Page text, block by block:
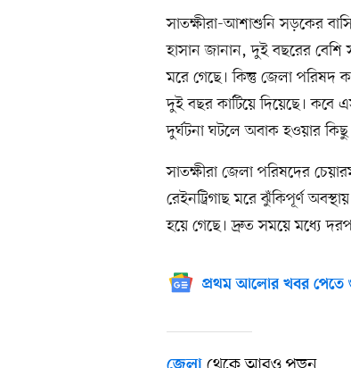
সাতক্ষীরা-আশাশুনি সড়কের
হাসান জানান, দুই বছরের
মরে গেছে। কিন্তু জেলা পরিষদ
দুই বছর কাটিয়ে দিয়েছে।
দুর্ঘটনা ঘটলে অবাক হওয়ার কিছু
সাতক্ষীরা জেলা পরিষদের
রেইনট্রিগাছ মরে ঝুঁকিপূর্ণ
হয়ে গেছে। দ্রুত সময়ে মধ্যে
প্রথম আলোর খবর